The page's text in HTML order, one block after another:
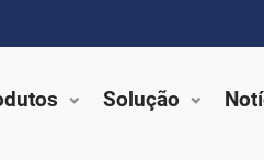
Solução